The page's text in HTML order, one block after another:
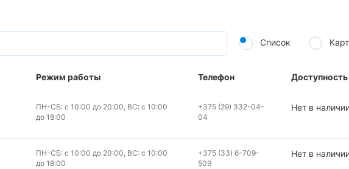
Список
Режим работы Телефон Доступность
ПН-СБ: с 10:00 до 20:00, ВС: с 10:00
до 18:00
+375 (29) 332-04-
04
Нет в
ПН-СБ: с 10:00 до 20:00, ВС: с 10:00
до 18:00
+375 (33) 6-709-
509
Нет в